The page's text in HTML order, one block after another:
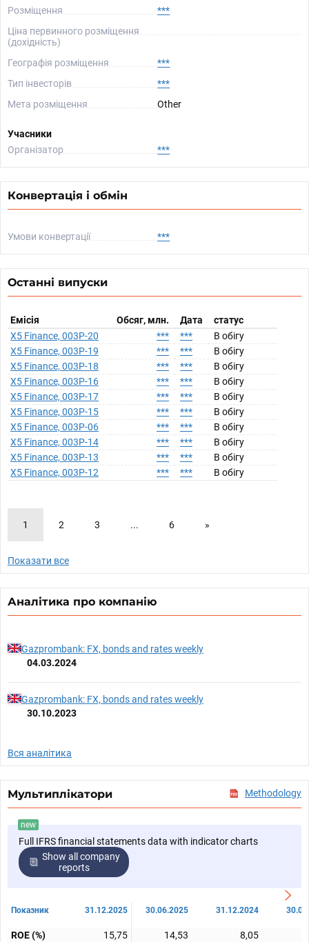
Розміщення
***
Ціна первинного розміщення
(дохідність)
Географія розміщення
***
Тип інвесторів
***
Мета розміщення
Other
Учасники
Організатор
***
Конвертація і обмін
Умови конвертації ***
Останні випуски
Емісія Обсяг, млн. Дата
статус
X5 Finance, 003P-20
*** ***
В обігу
X5 Finance, 003P-19
*** ***
В обігу
X5 Finance, 003P-18
*** ***
В обігу
X5 Finance, 003P-16
*** ***
В обігу
X5 Finance, 003P-17
*** ***
В обігу
X5 Finance, 003P-15
*** ***
В обігу
X5 Finance, 003P-06
*** ***
В обігу
X5 Finance, 003P-14
*** ***
В обігу
X5 Finance, 003P-13
*** ***
В обігу
X5 Finance, 003P-12
*** *** В обігу
1 2 3 ... 6 »
Показати все
Аналітика про компанію
Gazprombank: FX, bonds and rates weekly
04.03.2024
Gazprombank: FX, bonds and rates weekly
30.10.2023
Вся аналітика
Мультиплікатори Methodology
new
Full IFRS financial statements data with indicator charts
Show all company
reports
Показник 31.12.2025 30.06.2025 31.12.2024
ROE (%) 15,75 14,53
8,05